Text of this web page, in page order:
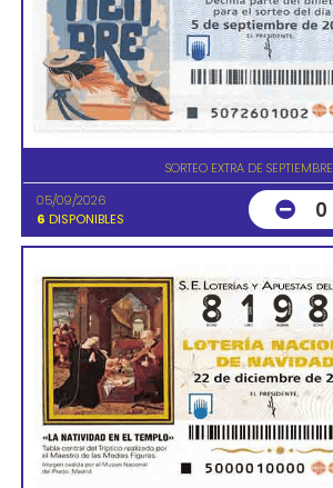
SORTEO EXTRA DE SEPTIEMBRE
05/09/2026
6 DISPONIBLES 0